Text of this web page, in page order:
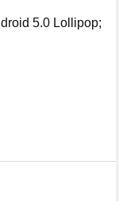
5.0 Lollipop;